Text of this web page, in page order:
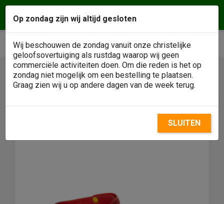
graag! Klantenservicephone0488 - 484146
 
Op zondag zijn wij altijd gesloten
Wij beschouwen de zondag vanuit onze christelijke
geloofsovertuiging als rustdag waarop wij geen
commerciële activiteiten doen. Om die reden is het op
zondag niet mogelijk om een bestelling te plaatsen.
Graag zien wij u op andere dagen van de week terug.
SLUITEN